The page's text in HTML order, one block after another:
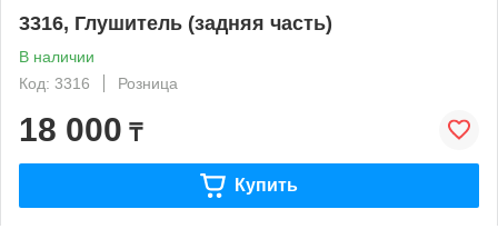
3316, Глушитель (задняя часть)
В наличии
Код: 3316
Розница
18 000 ₸
Купить